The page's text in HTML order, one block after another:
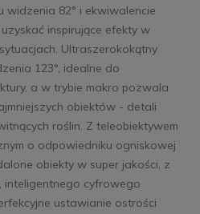
widzenia 82° i ekwiwalencie
inspirujące efekty w
Ultraszerokokątny
123°, idealne do
a w trybie makro pozwala
obiektów - detali
roślin. Z teleobiektywem
o odpowiedniku ogniskowej
obiekty w super jakości, z
cyfrowego
ustawianie ostrości